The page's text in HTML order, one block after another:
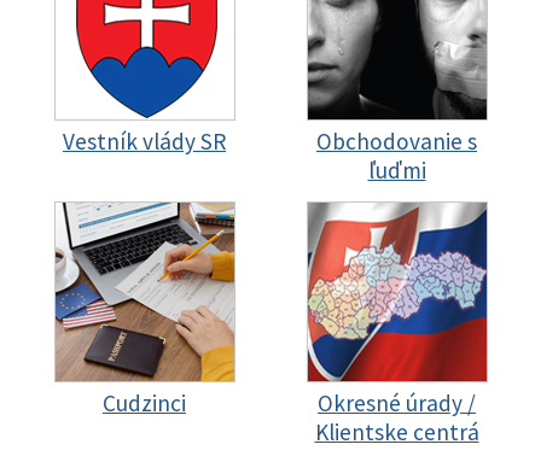
Vestník vlády SR
Obchodovanie s
ľuďmi
Cudzinci
Okresné úrady /
Klientske centrá